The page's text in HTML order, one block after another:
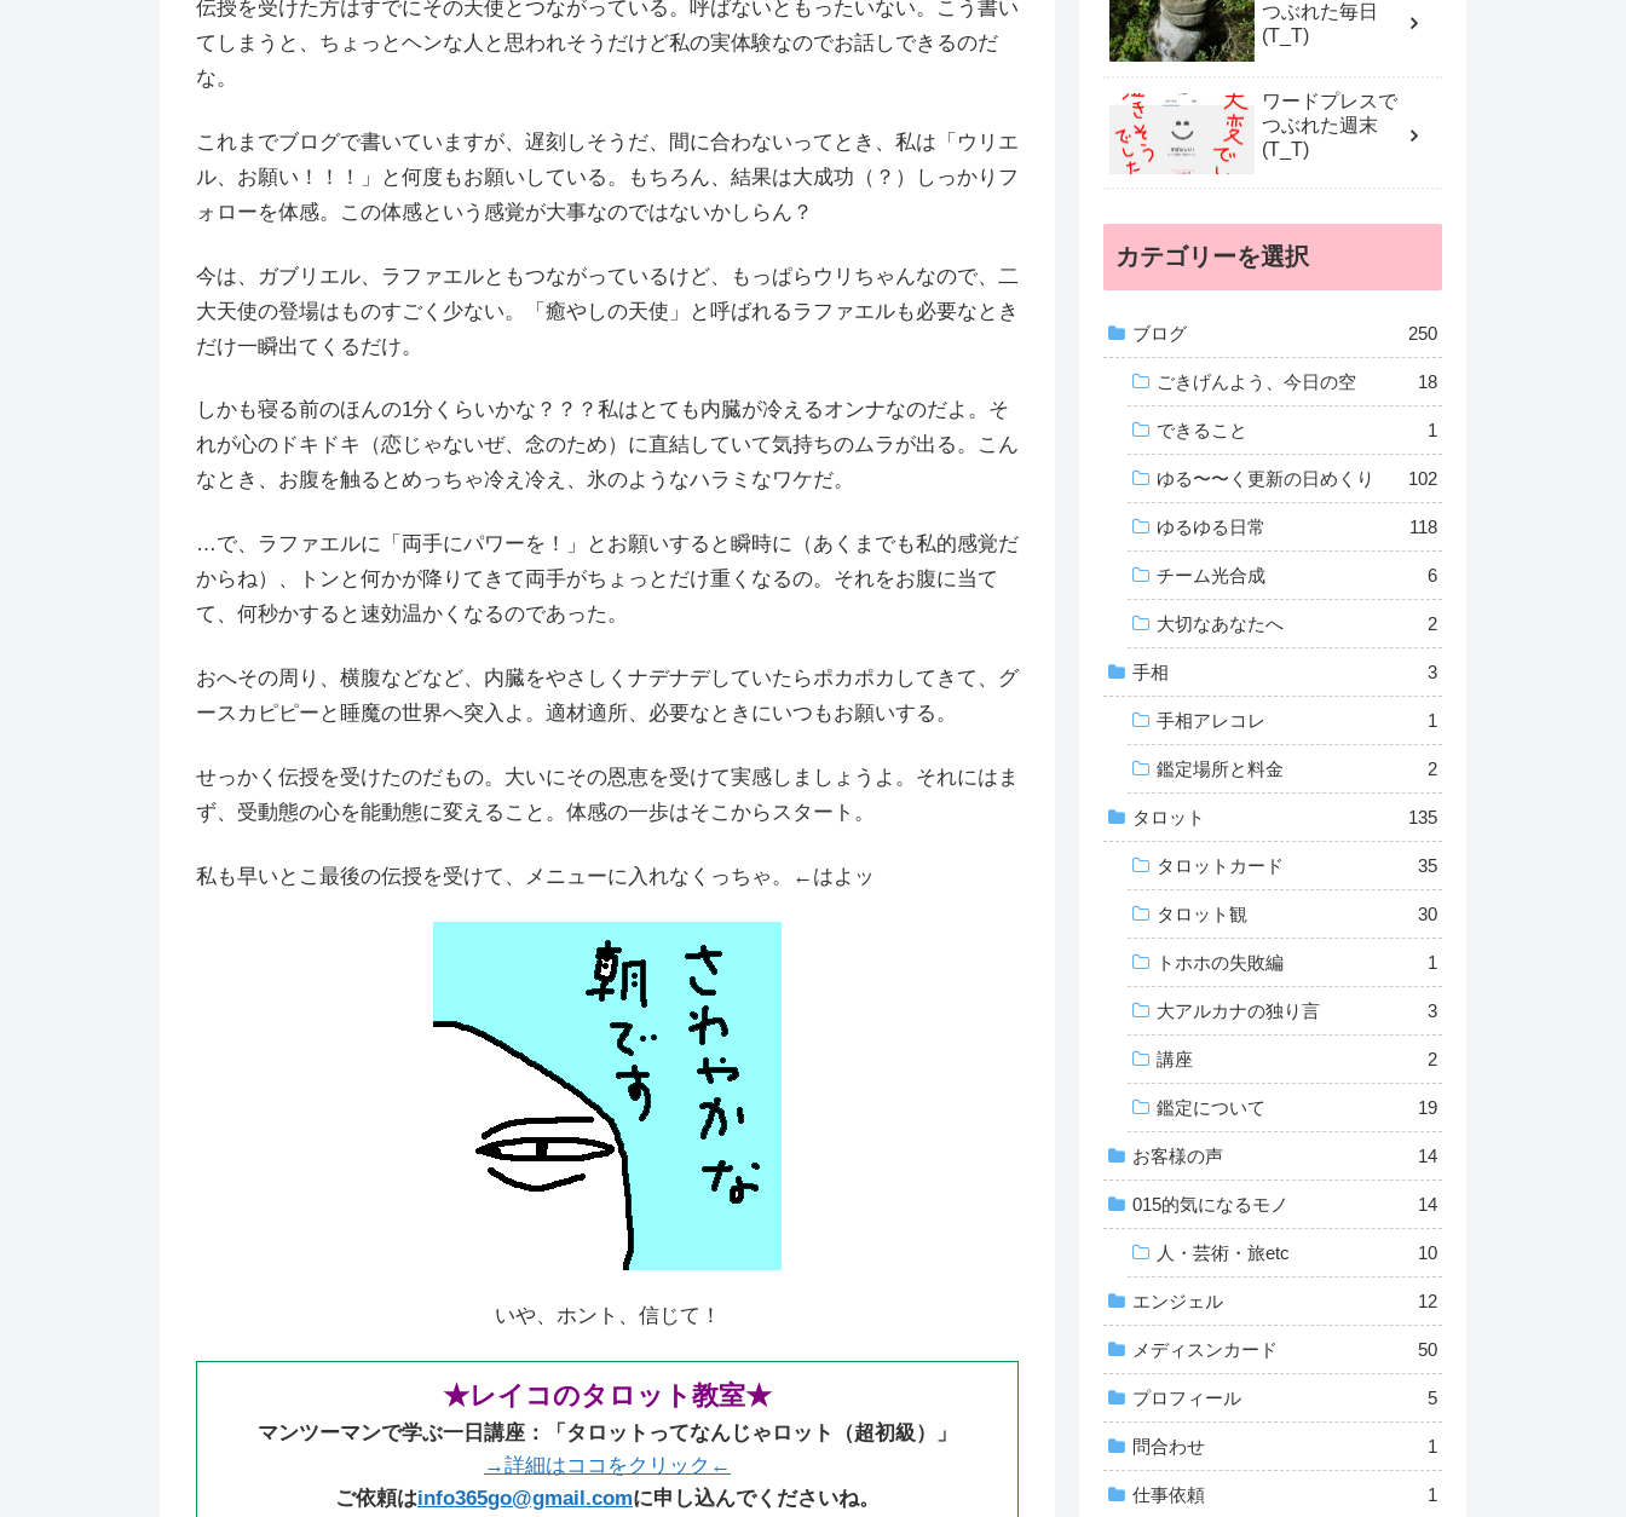
伝授を受けた方はすでにその天使とつながっている。呼ばないともったいない。こう書い
てしまうと、ちょっとヘンな人と思われそうだけど私の実体験なのでお話しできるのだ
な。
これまでブログで書いていますが、遅刻しそうだ、間に合わないってとき、私は「ウリエ
ル、お願い！！！」と何度もお願いしている。もちろん、結果は大成功（？）しっかりフ
ォローを体感。この体感という感覚が大事なのではないかしらん？
今は、ガブリエル、ラファエルともつながっているけど、もっぱらウリちゃんなので、二
大天使の登場はものすごく少ない。「癒やしの天使」と呼ばれるラファエルも必要なとき
だけ一瞬出てくるだけ。
しかも寝る前のほんの1分くらいかな？？？私はとても内臓が冷えるオンナなのだよ。そ
れが心のドキドキ（恋じゃないぜ、念のため）に直結していて気持ちのムラが出る。こん
なとき、お腹を触るとめっちゃ冷え冷え、氷のようなハラミなワケだ。
…で、ラファエルに「両手にパワーを！」とお願いすると瞬時に（あくまでも私的感覚だ
からね）、トンと何かが降りてきて両手がちょっとだけ重くなるの。それをお腹に当て
て、何秒かすると速効温かくなるのであった。
おへその周り、横腹などなど、内臓をやさしくナデナデしていたらポカポカしてきて、グ
ースカピピーと睡魔の世界へ突入よ。適材適所、必要なときにいつもお願いする。
せっかく伝授を受けたのだもの。大いにその恩恵を受けて実感しましょうよ。それにはま
ず、受動態の心を能動態に変えること。体感の一歩はそこからスタート。
私も早いとこ最後の伝授を受けて、メニューに入れなくっちゃ。←はよッ
いや、ホント、信じて！
★レイコのタロット教室★
マンツーマンで学ぶ一日講座：「タロットってなんじゃロット（超初級）」
→詳細はココをクリック←
ご依頼はinfo365go@gmail.comに申し込んでくださいね。
つぶれた毎日
(T_T)
ワードプレスで
つぶれた週末
(T_T)
カテゴリーを選択
ブログ 250
ごきげんよう、今日の空 18
できること 1
ゆる〜〜く更新の日めくり 102
ゆるゆる日常 118
チーム光合成 6
大切なあなたへ 2
手相 3
手相アレコレ 1
鑑定場所と料金 2
タロット 135
タロットカード 35
タロット観 30
トホホの失敗編 1
大アルカナの独り言 3
講座 2
鑑定について 19
お客様の声 14
015的気になるモノ 14
人・芸術・旅etc 10
エンジェル 12
メディスンカード 50
プロフィール 5
問合わせ 1
仕事依頼 1